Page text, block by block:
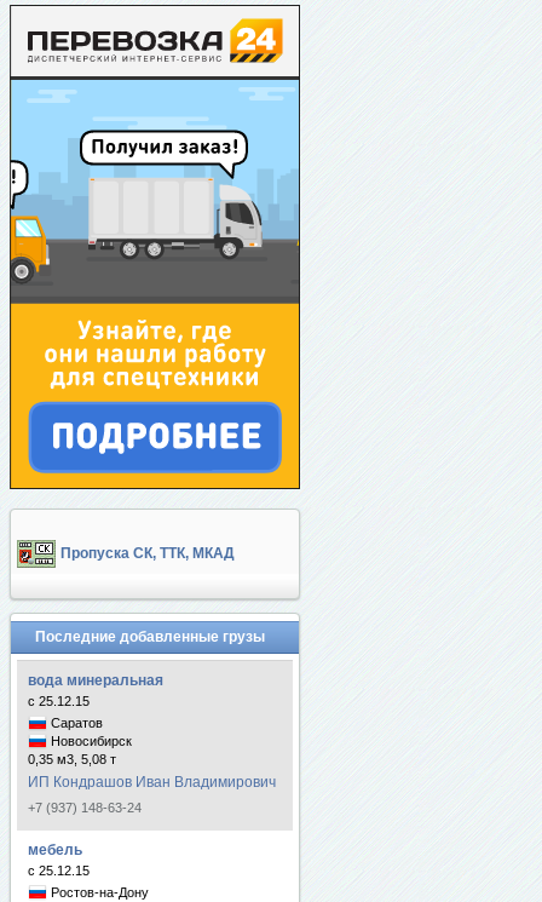
Пропуска СК, ТТК, МКАД
Последние добавленные грузы
вода минеральная
с 25.12.15
Саратов
Новосибирск
0,35 м3, 5,08 т
ИП Кондрашов Иван Владимирович
+7 (937) 148-63-24
мебель
с 25.12.15
Ростов-на-Дону